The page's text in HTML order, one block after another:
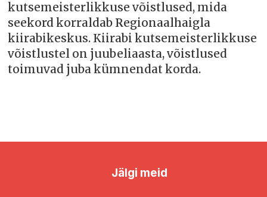
kutsemeisterlikkuse võistlused, mida
seekord korraldab Regionaalhaigla
kiirabikeskus. Kiirabi kutsemeisterlikkuse
võistlustel on juubeliaasta, võistlused
toimuvad juba kümnendat korda.
Jälgi meid